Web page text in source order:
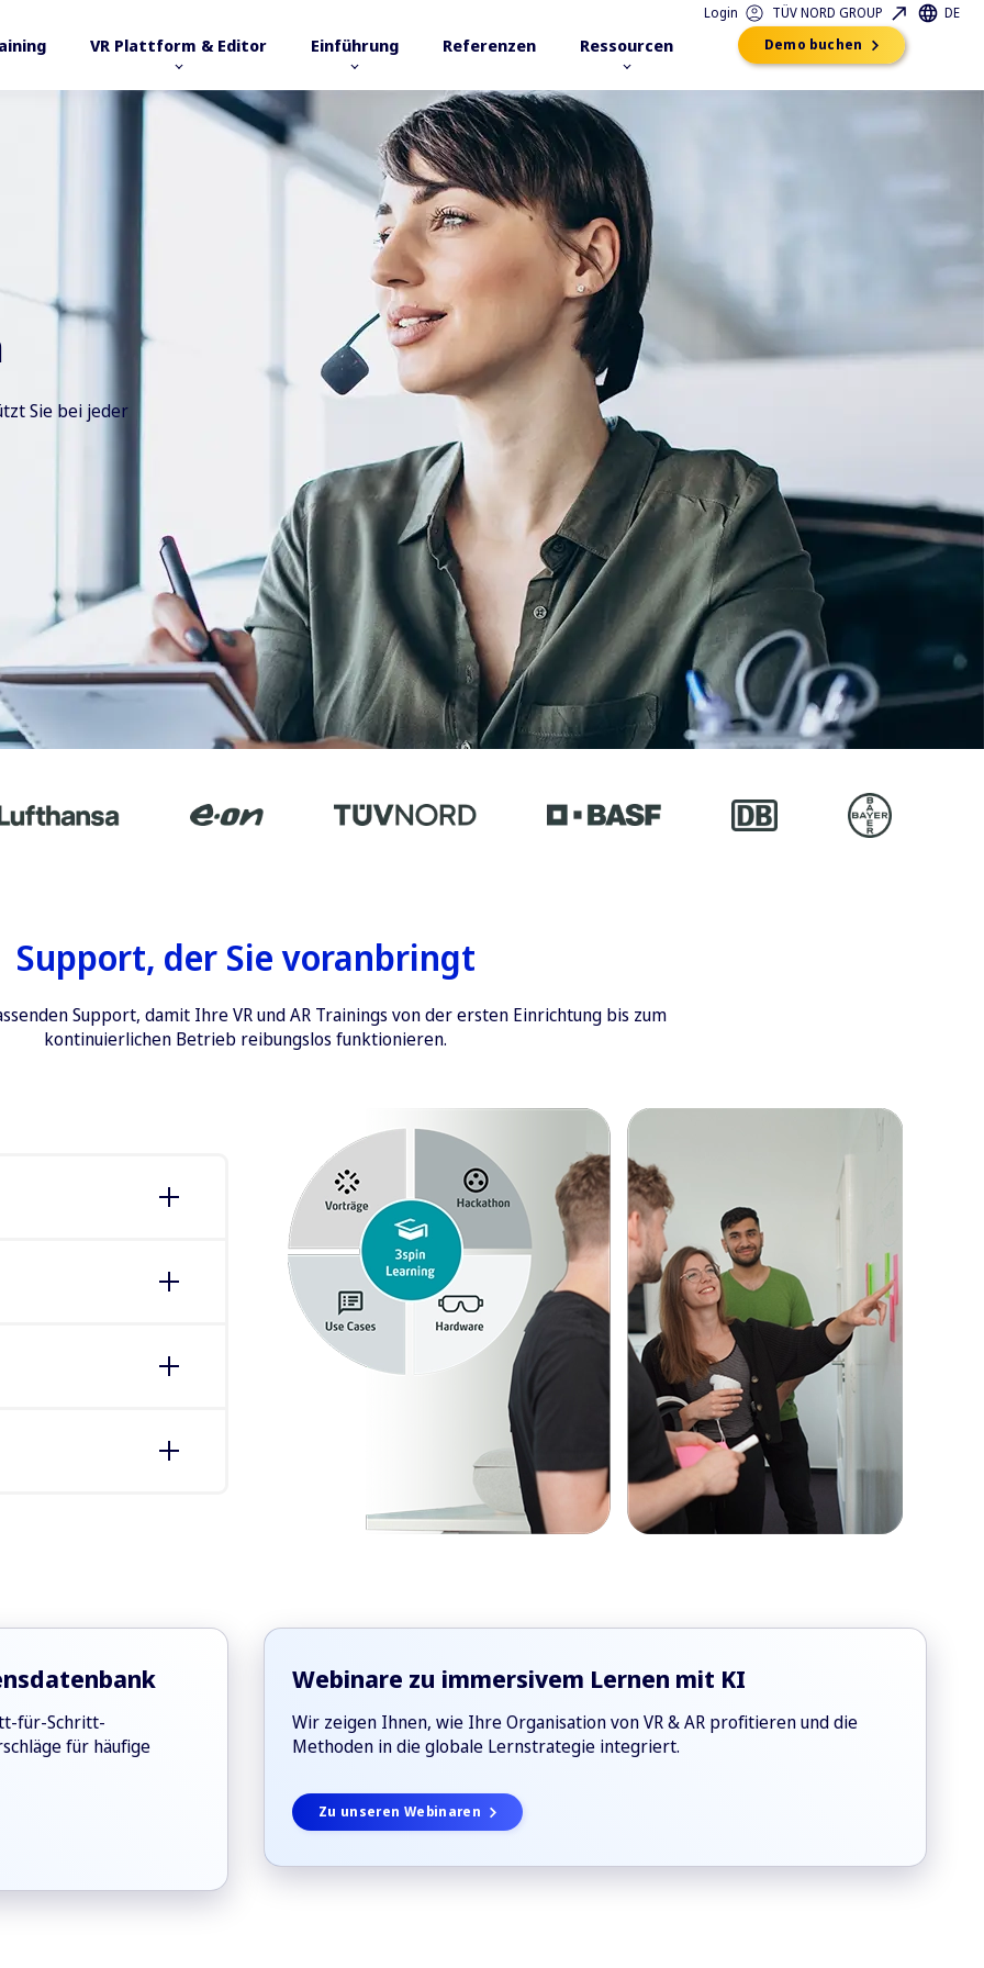
VR Plattform & Editor Einführung Referenzen Ressourcen Demo buchen
Login TÜV NORD GROUP DE
Sie bei jeder
Support, der Sie voranbringt
Support, damit Ihre VR und AR Trainings von der ersten Einrichtung bis zum
kontinuierlichen Betrieb reibungslos funktionieren.
der Erzeugung von
für-Schritt-
für häufige
Webinare zu immersivem Lernen mit KI
Wir zeigen Ihnen, wie Ihre Organisation von VR & AR profitieren und die
Methoden in die globale Lernstrategie integriert.
Zu unseren Webinaren